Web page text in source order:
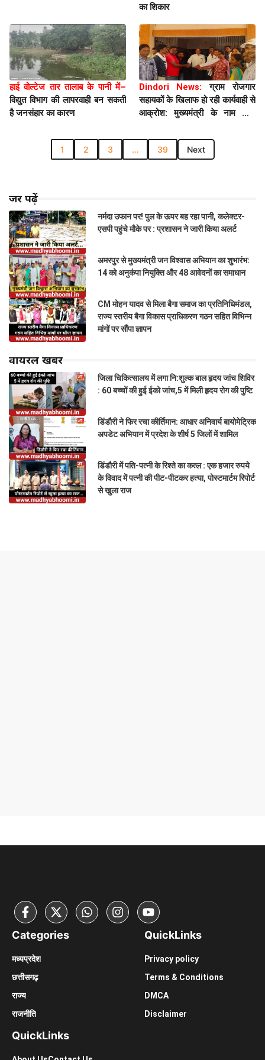
का शिकार
हाई वोल्टेज तार तालाब के पानी में–
विद्युत विभाग की लापरवाही बन सकती
है जनसंहार का कारण
Dindori News: ग्राम रोजगार
सहायकों के खिलाफ हो रही कार्यवाही से
आक्रोश: मुख्यमंत्री के नाम सौंपा
1 2 3 … 39 Next
जरूर पढ़ें
नर्मदा उफान पर! पुल के ऊपर बह रहा पानी, कलेक्टर-
एसपी पहुंचे मौके पर : प्रशासन ने जारी किया अलर्ट
अमरपुर से मुख्यमंत्री जन विश्वास अभियान का शुभारंभ:
14 को अनुकंपा नियुक्ति और 48 आवेदनों का समाधान
CM मोहन यादव से मिला बैगा समाज का प्रतिनिधिमंडल,
राज्य स्तरीय बैगा विकास प्राधिकरण गठन सहित विभिन्न
मांगों पर सौंपा ज्ञापन
वायरल खबरें
जिला चिकित्सालय में लगा नि:शुल्क बाल हृदय जांच शिविर
: 60 बच्चों की हुई ईको जांच,5 में मिली हृदय रोग की पुष्टि
डिंडौरी ने फिर रचा कीर्तिमान: आधार अनिवार्य बायोमेट्रिक
अपडेट अभियान में प्रदेश के शीर्ष 5 जिलों में शामिल
डिंडौरी में पति-पत्नी के रिश्ते का कत्ल : एक हजार रुपये
के विवाद में पत्नी की पीट-पीटकर हत्या, पोस्टमार्टम रिपोर्ट
से खुला राज
Categories
मध्यप्रदेश
छत्तीसगढ़़
राज्य
राजनीति
QuickLinks
Privacy policy
Terms & Conditions
DMCA
Disclaimer
QuickLinks